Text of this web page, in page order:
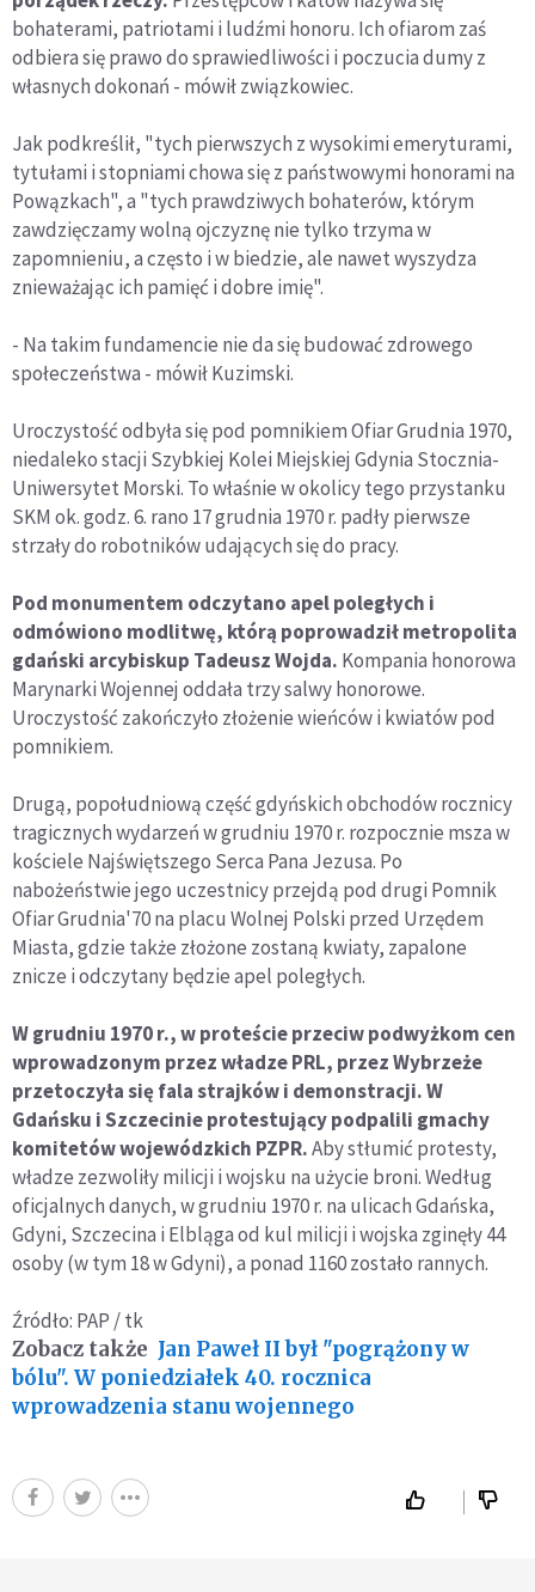
bohaterami, patriotami i ludźmi honoru. Ich ofiarom zaś
odbiera się prawo do sprawiedliwości i poczucia dumy z
własnych dokonań - mówił związkowiec.
Jak podkreślił, "tych pierwszych z wysokimi emeryturami,
tytułami i stopniami chowa się z państwowymi honorami na
Powązkach", a "tych prawdziwych bohaterów, którym
zawdzięczamy wolną ojczyznę nie tylko trzyma w
zapomnieniu, a często i w biedzie, ale nawet wyszydza
znieważając ich pamięć i dobre imię".
- Na takim fundamencie nie da się budować zdrowego
społeczeństwa - mówił Kuzimski.
Uroczystość odbyła się pod pomnikiem Ofiar Grudnia 1970,
niedaleko stacji Szybkiej Kolei Miejskiej Gdynia Stocznia-
Uniwersytet Morski. To właśnie w okolicy tego przystanku
SKM ok. godz. 6. rano 17 grudnia 1970 r. padły pierwsze
strzały do robotników udających się do pracy.
Pod monumentem odczytano apel poległych i
odmówiono modlitwę, którą poprowadził metropolita
gdański arcybiskup Tadeusz Wojda. Kompania honorowa
Marynarki Wojennej oddała trzy salwy honorowe.
Uroczystość zakończyło złożenie wieńców i kwiatów pod
pomnikiem.
Drugą, popołudniową część gdyńskich obchodów rocznicy
tragicznych wydarzeń w grudniu 1970 r. rozpocznie msza w
kościele Najświętszego Serca Pana Jezusa. Po
nabożeństwie jego uczestnicy przejdą pod drugi Pomnik
Ofiar Grudnia'70 na placu Wolnej Polski przed Urzędem
Miasta, gdzie także złożone zostaną kwiaty, zapalone
znicze i odczytany będzie apel poległych.
W grudniu 1970 r., w proteście przeciw podwyżkom cen
wprowadzonym przez władze PRL, przez Wybrzeże
przetoczyła się fala strajków i demonstracji. W
Gdańsku i Szczecinie protestujący podpalili gmachy
komitetów wojewódzkich PZPR.Aby stłumić protesty,
władze zezwoliły milicji i wojsku na użycie broni. Według
oficjalnych danych, w grudniu 1970 r. na ulicach Gdańska,
Gdyni, Szczecina i Elbląga od kul milicji i wojska zginęły 44
osoby (w tym 18 w Gdyni), a ponad 1160 zostało rannych.
Źródło: PAP / tk
Zobacz także Jan Paweł II był "pogrążony w
bólu". W poniedziałek 40. rocznica
wprowadzenia stanu wojennego